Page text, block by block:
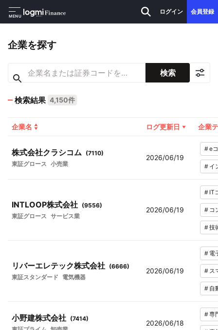
MENU
ログイン 会員登録
企業を探す
検索
検索結果 4,150件
企業名 ログ更新日 企業
株式会社クラシコム (7110)
東証グロース 小売業
2026/06/19
#e
# イ
INTLOOP株式会社 (9556)
東証グロース サービス業
2026/06/19
# IT
# コ
#技
リバーエレテック株式会社 (6666)
東証スタンダード
電気機器
2026/06/19
# 電
# ス
# 自
小野建株式会社 (7414)
2026/06/18
#専